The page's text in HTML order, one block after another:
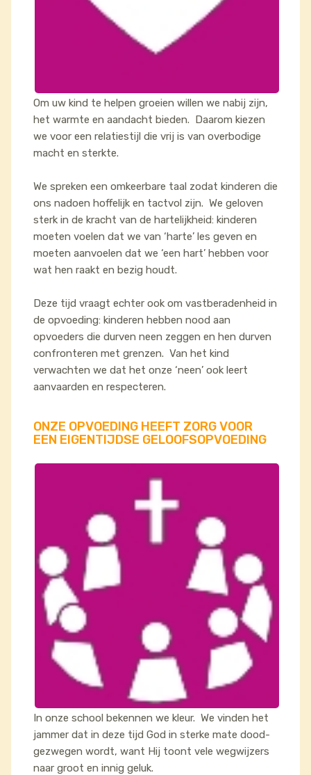
Om uw kind te helpen groeien willen we nabij zijn,
het warmte en aandacht bieden. Daarom kiezen
we voor een relatiestijl die vrij is van overbodige
macht en sterkte.
We spreken een omkeerbare taal zodat kinderen die
ons nadoen hoffelijk en tactvol zijn. We geloven
sterk in de kracht van de hartelijkheid: kinderen
moeten voelen dat we van ‘harte’ les geven en
moeten aanvoelen dat we ‘een hart’ hebben voor
wat hen raakt en bezig houdt.
Deze tijd vraagt echter ook om vastberadenheid in
de opvoeding: kinderen hebben nood aan
opvoeders die durven neen zeggen en hen durven
confronteren met grenzen. Van het kind
verwachten we dat het onze ‘neen’ ook leert
aanvaarden en respecteren.
ONZE OPVOEDING HEEFT ZORG VOOR
EEN EIGENTIJDSE GELOOFSOPVOEDING
In onze school bekennen we kleur. We vinden het
jammer dat in deze tijd God in sterke mate dood-
gezwegen wordt, want Hij toont vele wegwijzers
naar groot en innig geluk.